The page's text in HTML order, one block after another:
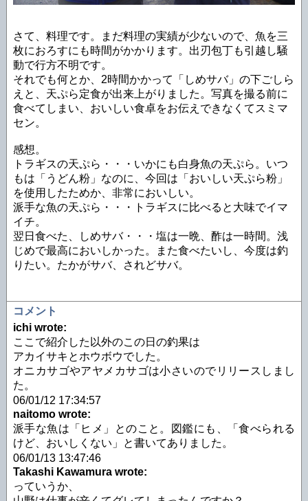
さて、料理です。まだ料理の実績が少ないので、魚を三
枚におろすにも時間がかかります。出刃包丁も引越し騒
動で行方不明です。
それでも何とか、2時間かかって「しめサバ」の下ごしら
えと、天ぷら定食が出来上がりました。写真を撮る前に
食べてしまい、おいしい食卓をお伝えできなくてスミマ
セン。
感想。
トラギスの天ぷら・・・いかにも白身魚の天ぷら。いつ
もは「うどん粉」なのに、今回は「おいしい天ぷら粉」
を使用したためか、非常においしい。
派手な魚の天ぷら・・・トラギスに比べると大味でイマ
イチ。
翌日食べた、しめサバ・・・塩は一晩、酢は一時間。浅
じめで最高においしかった。また食べたいし、今度は釣
りたい。たかがサバ、されどサバ。
コメント
ichi wrote:
ここで紹介した以外のこの日の釣果は
アカイサキとホウボウでした。
オニカサゴやアヤメカサゴは小さいのでリリースしまし
た。
06/01/12 17:34:57
naitomo wrote:
派手な魚は「ヒメ」とのこと。図鑑にも、「食べられる
けど、おいしくない」と書いてありました。
06/01/13 13:47:46
Takashi Kawamura wrote:
っていうか、